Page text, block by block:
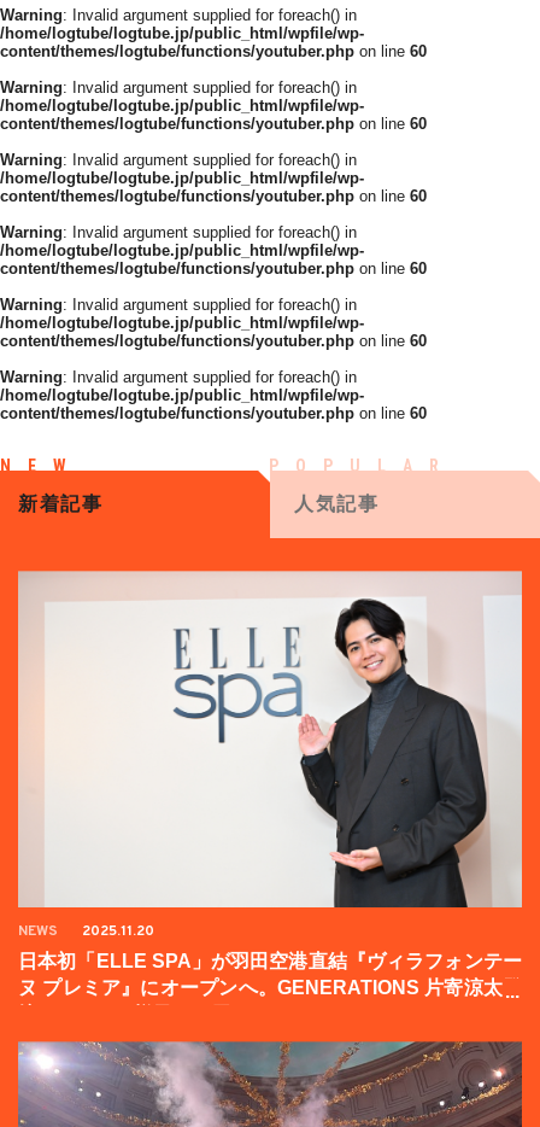
Warning: Invalid argument supplied for foreach() in
/home/logtube/logtube.jp/public_html/wpfile/wp-
content/themes/logtube/functions/youtuber.php on line 60
Warning: Invalid argument supplied for foreach() in
/home/logtube/logtube.jp/public_html/wpfile/wp-
content/themes/logtube/functions/youtuber.php on line 60
Warning: Invalid argument supplied for foreach() in
/home/logtube/logtube.jp/public_html/wpfile/wp-
content/themes/logtube/functions/youtuber.php on line 60
Warning: Invalid argument supplied for foreach() in
/home/logtube/logtube.jp/public_html/wpfile/wp-
content/themes/logtube/functions/youtuber.php on line 60
Warning: Invalid argument supplied for foreach() in
/home/logtube/logtube.jp/public_html/wpfile/wp-
content/themes/logtube/functions/youtuber.php on line 60
Warning: Invalid argument supplied for foreach() in
/home/logtube/logtube.jp/public_html/wpfile/wp-
content/themes/logtube/functions/youtuber.php on line 60
新着記事 人気記事
NEWS 2025.11.20
日本初「ELLE SPA」が羽田空港直結『ヴィラフォンテー
ヌ プレミア』にオープンへ。GENERATIONS 片寄涼太登